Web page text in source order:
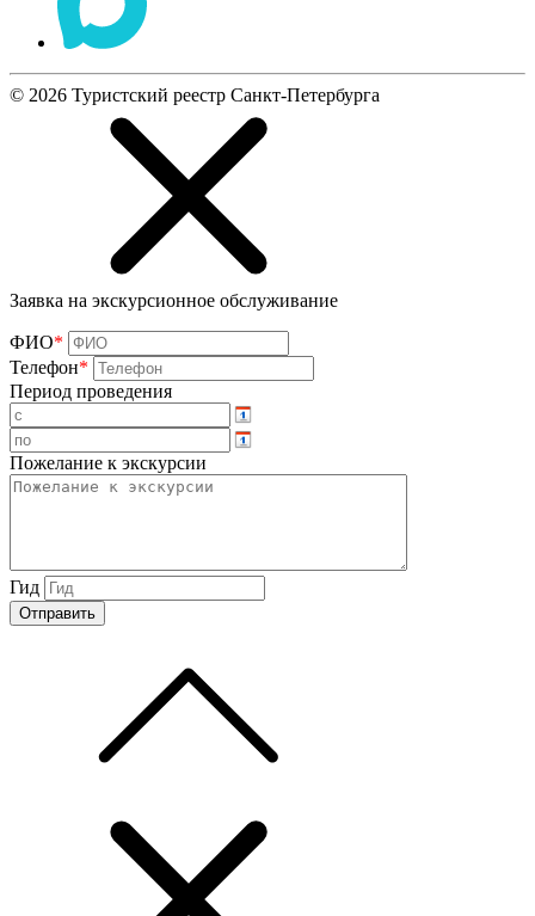
© 2026 Туристский реестр Санкт-Петербурга
Заявка на экскурсионное обслуживание
ФИО*
Телефон*
Период проведения
Пожелание к экскурсии
Гид